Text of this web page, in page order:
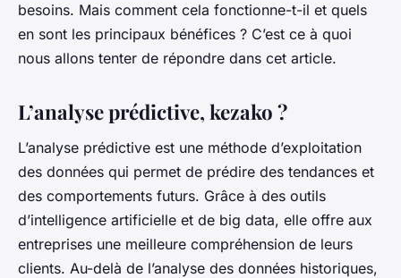
besoins. Mais comment cela fonctionne-t-il et quels
en sont les principaux bénéfices ? C’est ce à quoi
nous allons tenter de répondre dans cet article.
L’analyse prédictive, kezako ?
L’analyse prédictive est une méthode d’exploitation
des données qui permet de prédire des tendances et
des comportements futurs. Grâce à des outils
d’intelligence artificielle et de big data, elle offre aux
entreprises une meilleure compréhension de leurs
clients. Au-delà de l’analyse des données historiques,